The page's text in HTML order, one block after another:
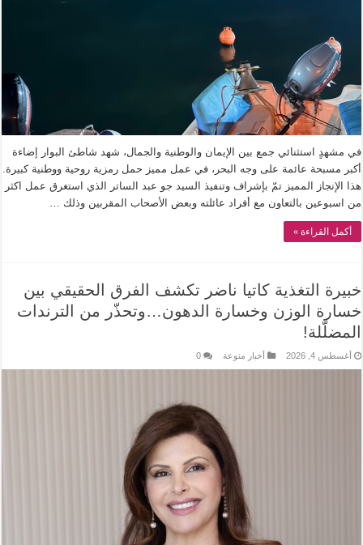
في مشهدٍ استثنائي جمع بين الإيمان والوطنية والجمال، شهد شاطئ البوار إضاءة
أكبر مسبحة عائمة على وجه البحر، في عمل مميز حمل رمزية روحية ووطنية كبيرة.
هذا الإنجاز المميز تمّ بإشراف وتنفيذ السيد جو عبد الساتر الذي استغرق عمل اكثر
من اسبوعين بالتعاون مع أفراد عائلته وبعض الأصحاب المقربين وذلك …
أكمل القراءة »
خبيرة التغذية كاتيا ناضر تكشف الفرق الحقيقي بين
خسارة الوزن وخسارة الدهون…وتحذّر من الترندات
المضلّلة!
أغسطس 4, 2026 أخبار منوعة 0